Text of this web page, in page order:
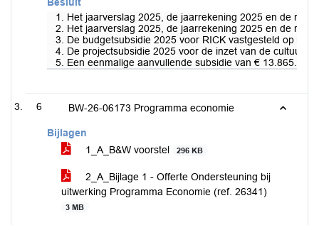
1. Het jaarverslag 2025, de jaarrekening 2025 en de
2. Het jaarverslag 2025, de jaarrekening 2025 en de
3. De budgetsubsidie 2025 voor RICK vastgesteld op €
4. De projectsubsidie 2025 voor de inzet van de
5. Een eenmalige aanvullende subsidie van € 13.865.-
6 BW-26-06173 Programma economie
Bijlagen
1_A_B&W voorstel
296 KB
2_A_Bijlage 1 - Offerte Ondersteuning bij
uitwerking Programma Economie (ref. 26341)
3 MB